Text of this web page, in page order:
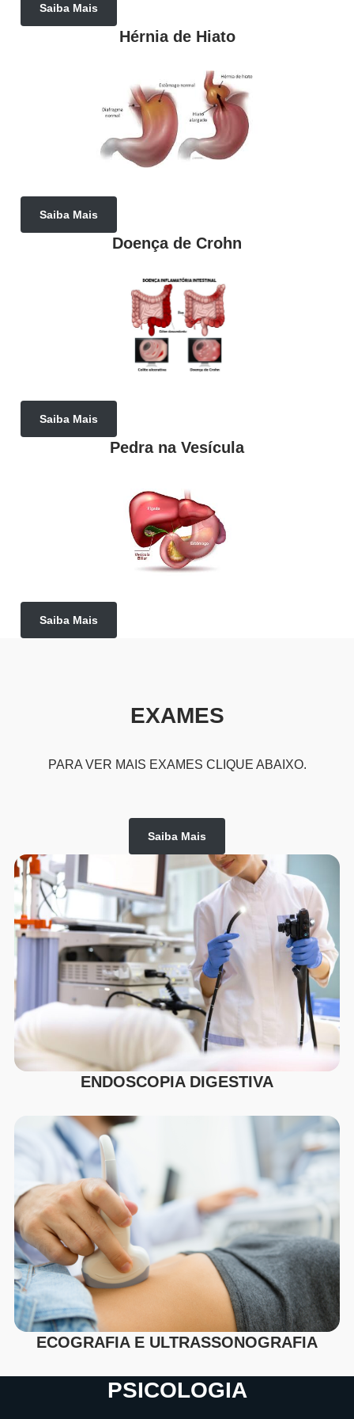
Saiba Mais
Hérnia de Hiato
Saiba Mais
Doença de Crohn
Saiba Mais
Pedra na Vesícula
Saiba Mais
EXAMES
PARA VER MAIS EXAMES CLIQUE ABAIXO.
Saiba Mais
ENDOSCOPIA DIGESTIVA
ECOGRAFIA E ULTRASSONOGRAFIA
PSICOLOGIA